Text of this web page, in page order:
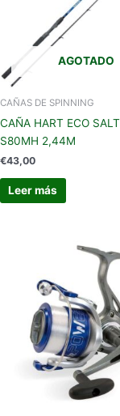
AGOTADO
CAÑAS DE SPINNING
CAÑA HART ECO
S80MH 2,44M
€43,00
Leer más